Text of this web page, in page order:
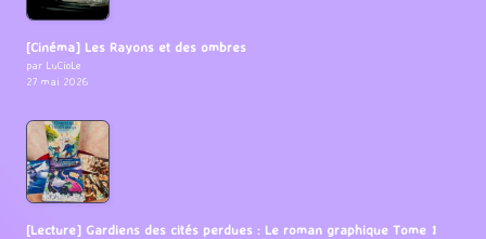
[Cinéma] Les Rayons et des ombres
par LuCioLe
27 mai 2026
[Lecture] Gardiens des cités perdues : Le roman graphique Tome 1